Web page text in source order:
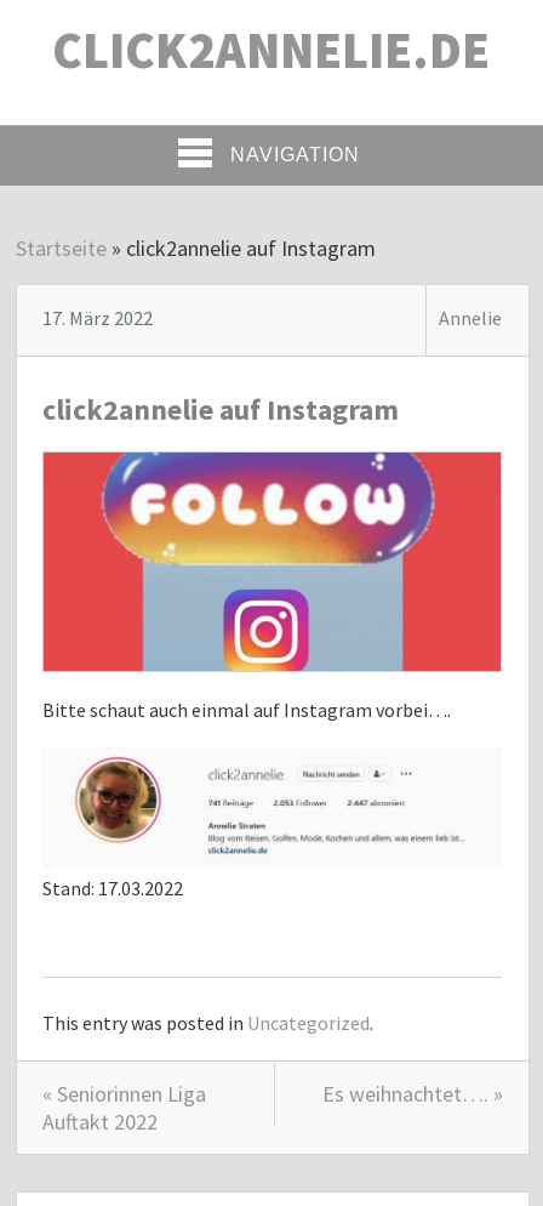
CLICK2ANNELIE.DE
NAVIGATION
Startseite » click2annelie auf Instagram
17. März 2022 Annelie
click2annelie auf Instagram
Bitte schaut auch einmal auf Instagram vorbei….
Stand: 17.03.2022
This entry was posted in Uncategorized.
« Seniorinnen Liga
Auftakt 2022
Es weihnachtet…. »